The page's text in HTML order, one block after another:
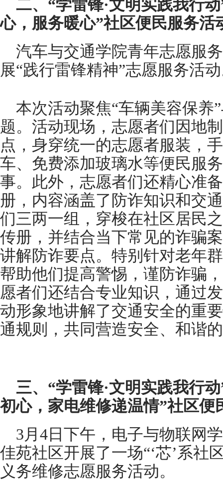
二、“学雷锋·文明实践我行
心，服务暖心”社区便民服务活
汽车与交通学院青年志愿服
展“践行雷锋精神”志愿服务活
本次活动聚焦“车辆美容保养
题。活动现场，志愿者们因地
点，身穿统一的志愿者服装，
车、免费添加玻璃水等便民服
事。此外，志愿者们还精心准
册，内容涵盖了防诈知识和交
们三两一组，穿梭在社区居民
传册，并结合当下常见的诈骗
讲解防诈要点。特别针对老年
帮助他们提高警惕，谨防诈骗
愿者们还结合专业知识，通过
动形象地讲解了交通安全的重
通规则，共同营造安全、和谐
三、“学雷锋·文明实践我行
初心，家电维修递温情”社区便
3月4日下午，电子与物联网
佳苑社区开展了一场“‘芯’系社
义务维修志愿服务活动。